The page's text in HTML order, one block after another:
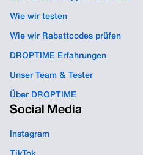
Wie wir testen
Wie wir Rabattcodes prüfen
DROPTIME Erfahrungen
Unser Team & Tester
Über DROPTIME
Social Media
Instagram